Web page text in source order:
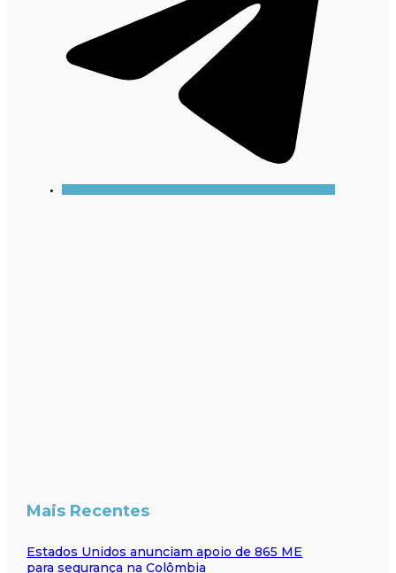
Mais Recentes
Estados Unidos anunciam apoio de 865 ME
para segurança na Colômbia